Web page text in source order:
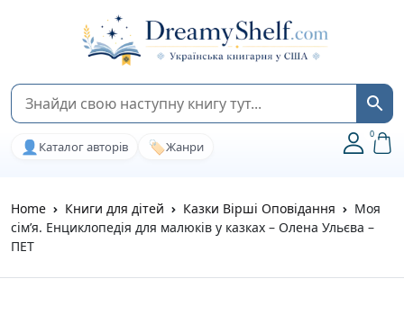
👤 Каталог авторів 🏷️Жанри
0
Home Книги для дітей Казки Вірші Оповідання
Моя
сім’я. Енциклопедія для малюків у казках – Олена Ульєва –
ПЕТ